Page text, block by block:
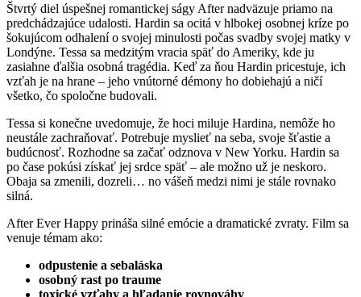
Štvrtý diel úspešnej romantickej ságy After nadväzuje priamo na
predchádzajúce udalosti. Hardin sa ocitá v hlbokej osobnej kríze po
šokujúcom odhalení o svojej minulosti počas svadby svojej matky v
Londýne. Tessa sa medzitým vracia späť do Ameriky, kde ju
zasiahne ďalšia osobná tragédia. Keď za ňou Hardin pricestuje, ich
vzťah je na hrane – jeho vnútorné démony ho dobiehajú a ničí
všetko, čo spoločne budovali.
Tessa si konečne uvedomuje, že hoci miluje Hardina, nemôže ho
neustále zachraňovať. Potrebuje myslieť na seba, svoje šťastie a
budúcnosť. Rozhodne sa začať odznova v New Yorku. Hardin sa
po čase pokúsi získať jej srdce späť – ale možno už je neskoro.
Obaja sa zmenili, dozreli… no vášeň medzi nimi je stále rovnako
silná.
After Ever Happy prináša silné emócie a dramatické zvraty. Film sa
venuje témam ako:
odpustenie a sebaláska
osobný rast po traume
toxické vzťahy a hľadanie rovnováhy